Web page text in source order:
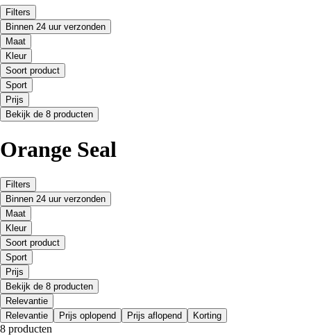
Filters
Binnen 24 uur verzonden
Maat
Kleur
Soort product
Sport
Prijs
Bekijk de 8 producten
Orange Seal
Filters
Binnen 24 uur verzonden
Maat
Kleur
Soort product
Sport
Prijs
Bekijk de 8 producten
Relevantie
Relevantie
Prijs oplopend Prijs aflopend Korting
8 producten